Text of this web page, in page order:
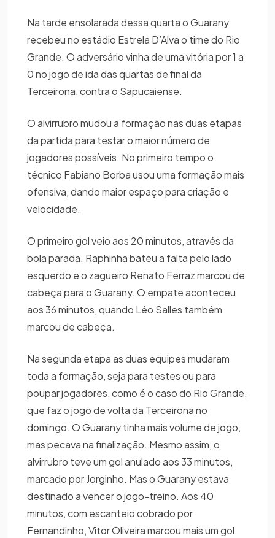
Na tarde ensolarada dessa quarta o Guarany
recebeu no estádio Estrela D’Alva o time do Rio
Grande. O adversário vinha de uma vitória por 1 a
0 no jogo de ida das quartas de final da
Terceirona, contra o Sapucaiense.
O alvirrubro mudou a formação nas duas etapas
da partida para testar o maior número de
jogadores possíveis. No primeiro tempo o
técnico Fabiano Borba usou uma formação mais
ofensiva, dando maior espaço para criação e
velocidade.
O primeiro gol veio aos 20 minutos, através da
bola parada. Raphinha bateu a falta pelo lado
esquerdo e o zagueiro Renato Ferraz marcou de
cabeça para o Guarany. O empate aconteceu
aos 36 minutos, quando Léo Salles também
marcou de cabeça.
Na segunda etapa as duas equipes mudaram
toda a formação, seja para testes ou para
poupar jogadores, como é o caso do Rio Grande,
que faz o jogo de volta da Terceirona no
domingo. O Guarany tinha mais volume de jogo,
mas pecava na finalização. Mesmo assim, o
alvirrubro teve um gol anulado aos 33 minutos,
marcado por Jorginho. Mas o Guarany estava
destinado a vencer o jogo-treino. Aos 40
minutos, com escanteio cobrado por
Fernandinho, Vitor Oliveira marcou mais um gol